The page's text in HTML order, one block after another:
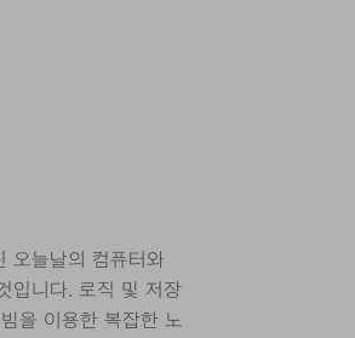
오늘날의 컴퓨터와
입니다. 로직 및 저장
을 이용한 복잡한 노